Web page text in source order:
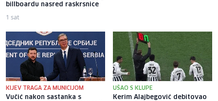
billboardu nasred raskrsnice
1 sat
KIJEV TRAGA ZA MUNICIJOM
Vučić nakon sastanka s
UŠAO S KLUPE
Kerim Alajbegović debitovao